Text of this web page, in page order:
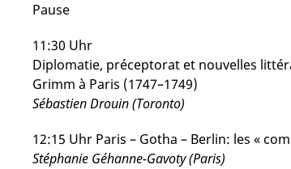
Pause
11:30 Uhr
Diplomatie, préceptorat et nouvelles
Grimm à Paris (1747–1749)
Sébastien Drouin (Toronto)
12:15 Uhr Paris – Gotha – Berlin: les «
Stéphanie Géhanne-Gavoty (Paris)